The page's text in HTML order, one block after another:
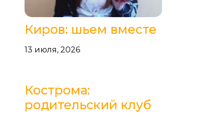
Киров: шьем вместе
13 июля, 2026
Кострома:
родительский клуб